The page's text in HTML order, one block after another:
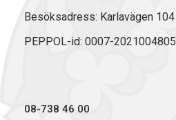
Besöksadress: Karlavägen 104
PEPPOL-id: 0007-2021004805
08-738 46 00